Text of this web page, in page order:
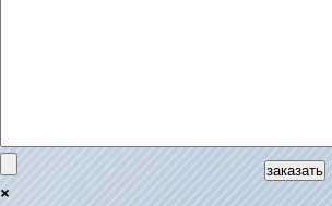
заказать
×